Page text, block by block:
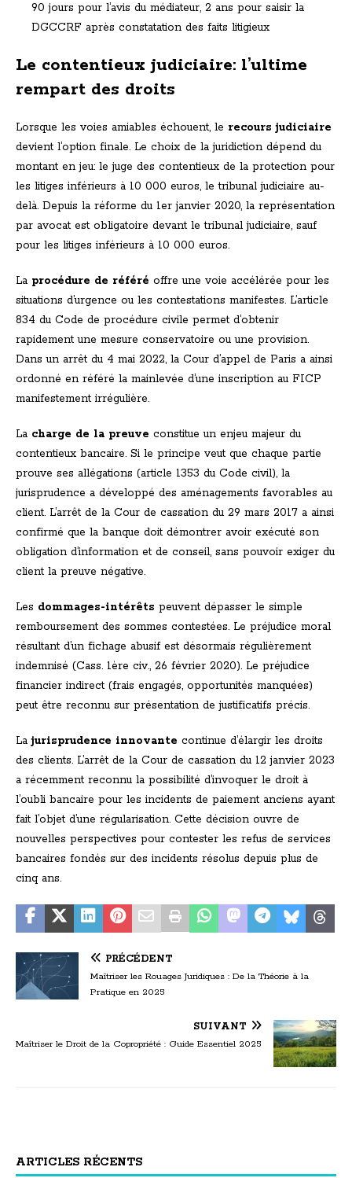
90 jours pour l’avis du médiateur, 2 ans pour saisir la
DGCCRF après constatation des faits litigieux
Le contentieux judiciaire: l’ultime
rempart des droits
Lorsque les voies amiables échouent, le recours judiciaire
devient l’option finale. Le choix de la juridiction dépend du
montant en jeu: le juge des contentieux de la protection pour
les litiges inférieurs à 10 000 euros, le tribunal judiciaire au-
delà. Depuis la réforme du 1er janvier 2020, la représentation
par avocat est obligatoire devant le tribunal judiciaire, sauf
pour les litiges inférieurs à 10 000 euros.
La procédure de référé offre une voie accélérée pour les
situations d’urgence ou les contestations manifestes. L’article
834 du Code de procédure civile permet d’obtenir
rapidement une mesure conservatoire ou une provision.
Dans un arrêt du 4 mai 2022, la Cour d’appel de Paris a ainsi
ordonné en référé la mainlevée d’une inscription au FICP
manifestement irrégulière.
La charge de la preuve constitue un enjeu majeur du
contentieux bancaire. Si le principe veut que chaque partie
prouve ses allégations (article 1353 du Code civil), la
jurisprudence a développé des aménagements favorables au
client. L’arrêt de la Cour de cassation du 29 mars 2017 a ainsi
confirmé que la banque doit démontrer avoir exécuté son
obligation d’information et de conseil, sans pouvoir exiger du
client la preuve négative.
Les dommages-intérêts peuvent dépasser le simple
remboursement des sommes contestées. Le préjudice moral
résultant d’un fichage abusif est désormais régulièrement
indemnisé (Cass. 1ère civ., 26 février 2020). Le préjudice
financier indirect (frais engagés, opportunités manquées)
peut être reconnu sur présentation de justificatifs précis.
Lajurisprudence innovante continue d’élargir les droits
des clients. L’arrêt de la Cour de cassation du 12 janvier 2023
a récemment reconnu la possibilité d’invoquer le droit à
l’oubli bancaire pour les incidents de paiement anciens ayant
fait l’objet d’une régularisation. Cette décision ouvre de
nouvelles perspectives pour contester les refus de services
bancaires fondés sur des incidents résolus depuis plus de
cinq ans.
PRÉCÉDENT
Maîtriser les Rouages Juridiques : De la Théorie à la
Pratique en 2025
SUIVANT
Maîtriser le Droit de la Copropriété : Guide Essentiel 2025
ARTICLES RÉCENTS